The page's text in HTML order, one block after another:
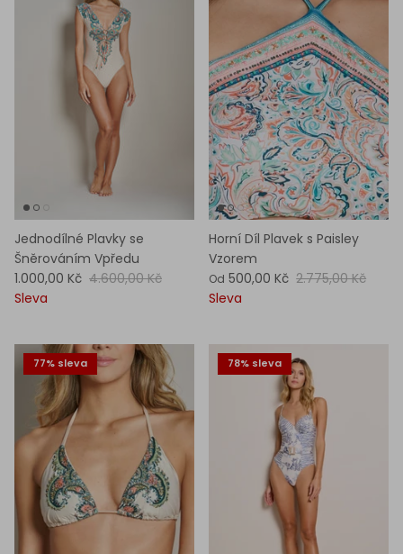
Jednodílné Plavky se
Šněrováním Vpředu
1.000,00 Kč 4.600,00 Kč
Sleva
Horní Díl Plavek s Paisley
Vzorem
Od 500,00 Kč 2.775,00 Kč
Sleva
77% sleva 78% sleva